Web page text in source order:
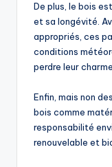
De plus, le bois
et sa longévité.
appropriés, ces
conditions
perdre leur charme.
Enfin, mais non
bois comme
responsabilité
renouvelable et